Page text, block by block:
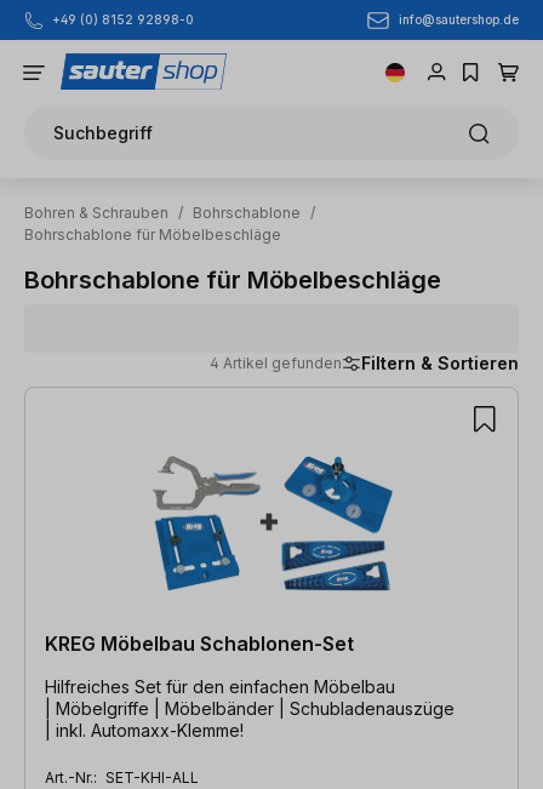
Zum Hauptinhalt springen
+49 (0) 8152 92898-0 info@sautershop.de
Suchbegriff
Bohren & Schrauben / Bohrschablone
/
Bohrschablone für Möbelbeschläge
Bohrschablone für Möbelbeschläge
4 Artikel gefunden Filtern & Sortieren
4 Artikel gefunden
KREG Möbelbau Schablonen-Set
Hilfreiches Set für den einfachen Möbelbau
| Möbelgriffe | Möbelbänder | Schubladenauszüge
| inkl. Automaxx-Klemme!
Art.-Nr.: SET-KHI-ALL